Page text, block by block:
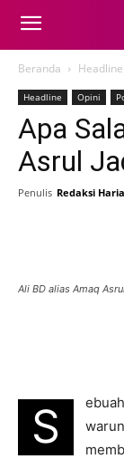
Beranda Headline
Headline Opini
Apa
Asrul
Penulis Redaksi
Ali BD alias Amaq
S
dalam
pengentasan